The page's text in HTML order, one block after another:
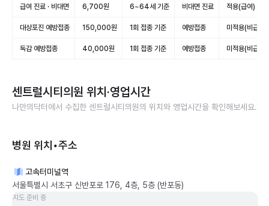
급여 진료 · 비대면 6,700원 6~64세 기준 비대면 진료 적용(급여)
대상포진 예방접종 150,000원 1회 접종 기준 예방접종 미적용(비급여)
독감 예방접종 40,000원 1회 접종 기준 예방접종 미적용(비급여)
센트럴시티의원 위치·영업시간
나만의닥터에서 수집한 센트럴시티의원의 위치와 영업시간을 확인해보세요.
병원 위치•주소
고속터미널역
서울특별시 서초구 신반포로 176, 4층, 5층 (반포동)
지도 준비 중